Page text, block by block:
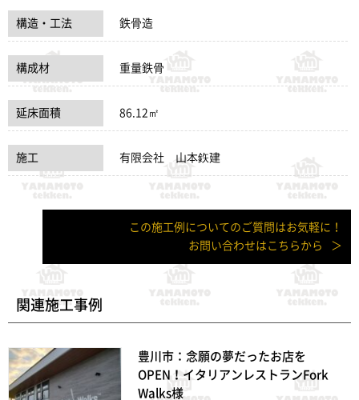
構造・工法 鉄骨造
構成材 重量鉄骨
延床面積 86.12㎡
施工 有限会社 山本鉃建
この施工例についてのご質問はお気軽に！
お問い合わせはこちらから
関連施工事例
豊川市：念願の夢だったお店を
OPEN！イタリアンレストランFork
Walks様